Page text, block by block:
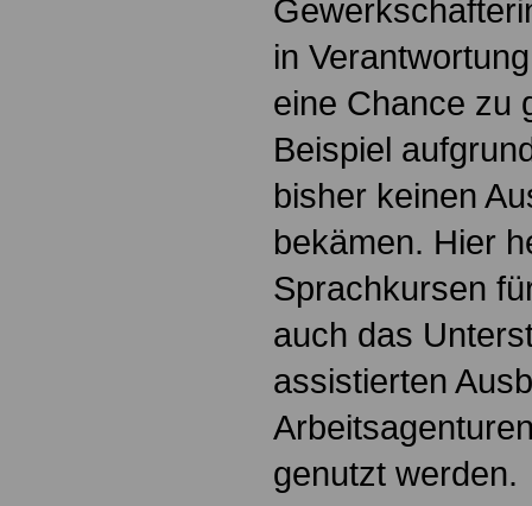
in
eine Chance zu
Beispiel
bisher keinen
bekämen. Hier
Sprachkursen
auch das
assistierten
genutzt werden.